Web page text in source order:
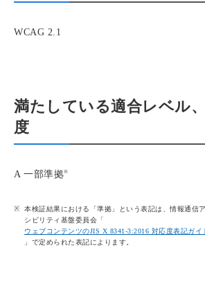
WCAG 2.1
満たしている適合レベル
度
A 一部準拠※
本検証結果における「準拠」という表記は、情報通信
シビリティ基盤委員会「
ウェブコンテンツのJIS X 8341-3:2016 対応度表記ガイ
」で定められた表記によります。